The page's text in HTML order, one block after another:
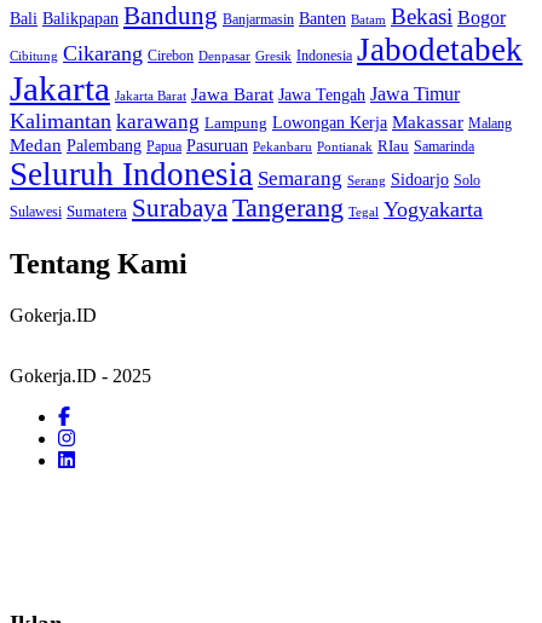
Bali Balikpapan Bandung Banjarmasin Banten Batam Bekasi Bogor
Cibitung Cikarang Cirebon Denpasar Gresik Indonesia Jabodetabek
Jakarta Jakarta Barat Jawa Barat Jawa Tengah Jawa Timur
Kalimantan karawang Lampung Lowongan Kerja Makassar Malang
Medan Palembang Papua Pasuruan Pekanbaru Pontianak RIau Samarinda
Seluruh Indonesia Semarang Serang Sidoarjo Solo
Sulawesi Sumatera SurabayaTangerang Tegal Yogyakarta
Tentang Kami
Gokerja.ID
Gokerja.ID - 2025